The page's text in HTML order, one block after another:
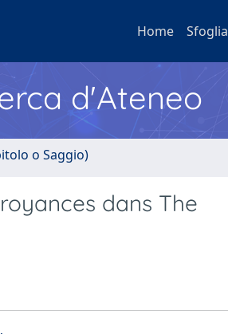
Home Sfoglia
d'Ateneo
o Saggio)
dans The